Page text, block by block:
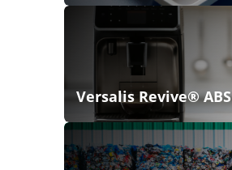
Versalis Revive® ABS